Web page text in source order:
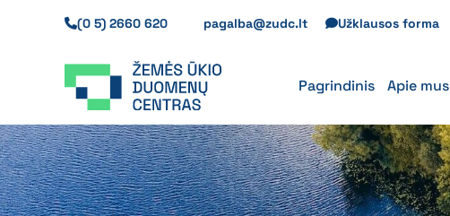
(0 5) 2660 620 pagalba@zudc.lt Užklausos forma
Pagrindinis Apie mus